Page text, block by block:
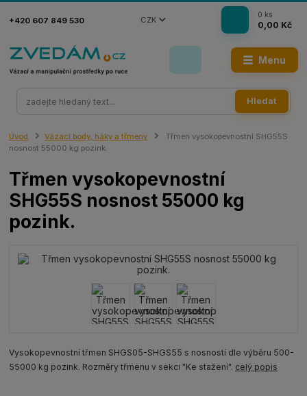
Menu
CZK
Hledat
+420 607 849 530
0 ks
0,00 Kč
Úvod Vázací body, háky a třmeny
Třmen vysokopevnostní SHG55S
nosnost 55000 kg pozink.
Třmen vysokopevnostní
SHG55S nosnost 55000 kg
pozink.
Vysokopevnostní třmen SHGS05-SHGS55 s nosností dle výběru 500-
55000 kg pozink. Rozměry třmenu v sekci "Ke stažení". celý popis